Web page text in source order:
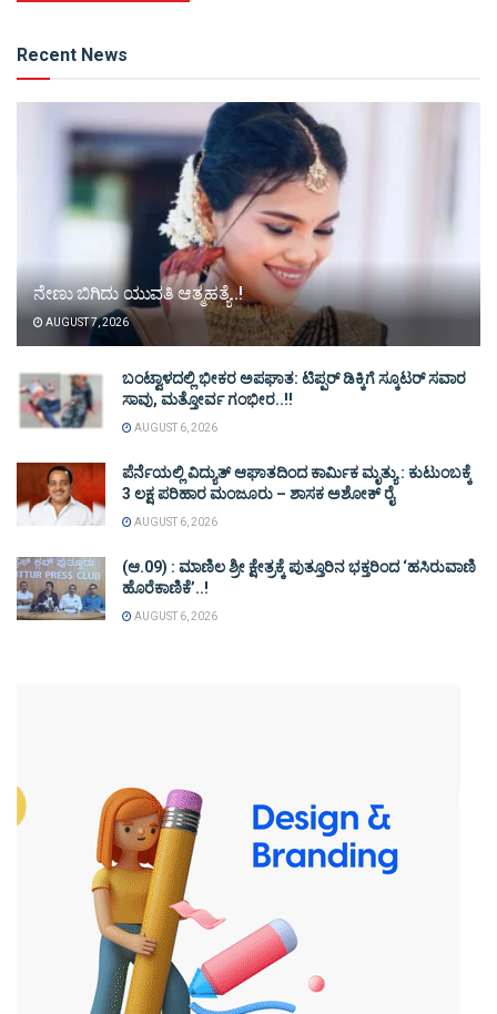
Recent News
ನೇಣು ಬಿಗಿದು ಯುವತಿ ಆತ್ಮಹತ್ಯೆ..!
AUGUST 7, 2026
ಬಂಟ್ವಾಳದಲ್ಲಿ ಭೀಕರ ಅಪಘಾತ: ಟಿಪ್ಪರ್ ಡಿಕ್ಕಿಗೆ ಸ್ಕೂಟರ್ ಸವಾರ
ಸಾವು, ಮತ್ತೋರ್ವ ಗಂಭೀರ..!!
AUGUST 6, 2026
ಪೆರ್ನೆಯಲ್ಲಿ ವಿದ್ಯುತ್ ಆಘಾತದಿಂದ ಕಾರ್ಮಿಕ ಮೃತ್ಯು : ಕುಟುಂಬಕ್ಕೆ
3 ಲಕ್ಷ ಪರಿಹಾರ ಮಂಜೂರು – ಶಾಸಕ ಅಶೋಕ್ ರೈ
AUGUST 6, 2026
(ಆ.09) : ಮಾಣಿಲ ಶ್ರೀ ಕ್ಷೇತ್ರಕ್ಕೆ ಪುತ್ತೂರಿನ ಭಕ್ತರಿಂದ ‘ಹಸಿರುವಾಣಿ
ಹೊರೆಕಾಣಿಕೆ’..!
AUGUST 6, 2026